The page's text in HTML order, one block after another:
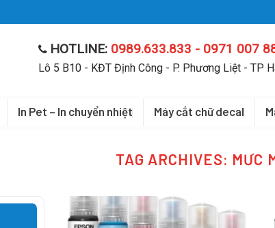
HOTLINE: 0989.633.833 - 0971 007
Lô 5 B10 - KĐT Định Công - P. Phương Liệt - TP
In Pet – In chuyển nhiệt Máy cắt chữ decal
TAG ARCHIVES: MƯC